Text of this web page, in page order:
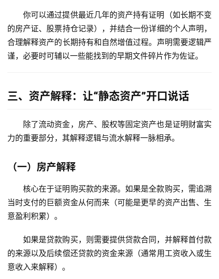
你可以通过提供最近几年的资产持有证明（如长期不变
的房产证、股票持仓记录），并结合一份详细的个人声明，
合理解释资产的长期持有和自然增值过程。声明需要逻辑严
谨，必要时可辅以一些能找到的早期文件碎片作为佐证。
三、资产解释：让“静态资产”开口说话
除了流动资金，房产、股权等固定资产也是证明财富实
力的重要部分，其解释逻辑与流水解释一脉相承。
（一）房产解释
核心在于证明购买款的来源。如果是全款购买，需追溯
当时支付的巨额资金从何而来（可能是更早的资产出售、生
意盈利积累）。
如果是贷款购买，则需要提供贷款合同，并解释首付款
的来源以及后续偿还贷款的资金来源（通常用工资收入或生
意收入来解释）。